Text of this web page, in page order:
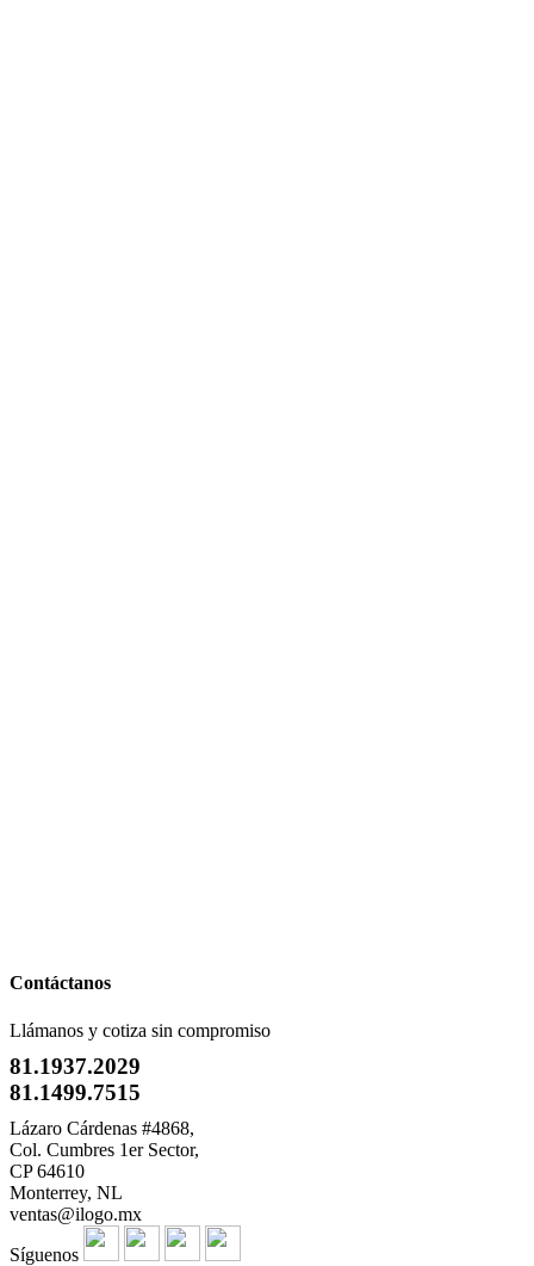
Contáctanos
Llámanos y cotiza sin compromiso
81.1937.2029
81.1499.7515
Lázaro Cárdenas #4868,
Col. Cumbres 1er Sector,
CP 64610
Monterrey, NL
ventas@ilogo.mx
Síguenos